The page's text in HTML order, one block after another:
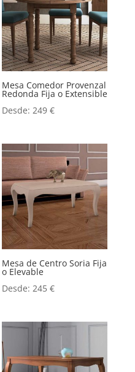
Mesa Comedor Provenzal
Redonda Fija o Extensible
Desde: 249€
Mesa de Centro Soria Fija
o Elevable
Desde: 245€